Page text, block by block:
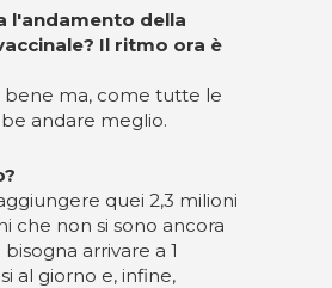
l'andamento della
Il ritmo ora è
bene ma, come tutte le
andare meglio.
quei 2,3 milioni
che non si sono ancora
arrivare a 1
al giorno e, infine,